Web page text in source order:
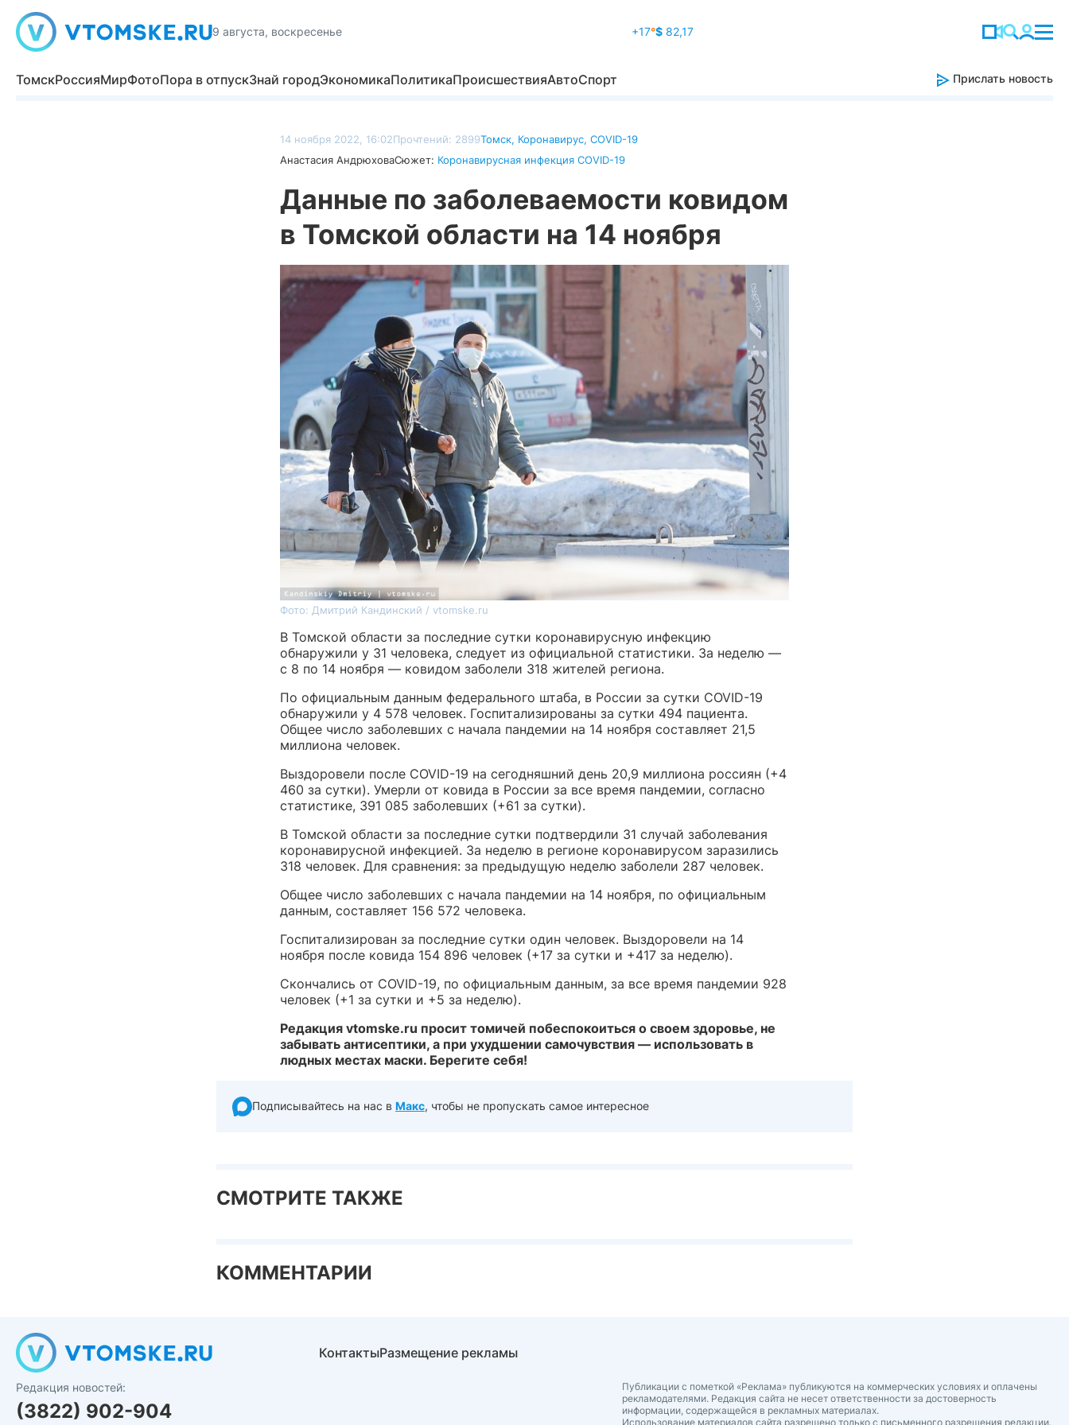
9 августа, воскресенье +17°$82,17
ТомскРоссияМирФотоПора в отпускЗнай городЭкономикаПолитикаПроисшествияАвтоСпорт Прислать новость
14 ноября 2022, 16:02Прочтений: 2899Томск, Коронавирус, COVID-19
Анастасия АндрюховаСюжет: Коронавирусная инфекция COVID-19
Данные по заболеваемости ковидом
в Томской области на 14 ноября
Фото: Дмитрий Кандинский / vtomske.ru
В Томской области за последние сутки коронавирусную инфекцию
обнаружили у 31 человека, следует из официальной статистики. За неделю —
с 8 по 14 ноября — ковидом заболели 318 жителей региона.
По официальным данным федерального штаба, в России за сутки COVID-19
обнаружили у 4 578 человек. Госпитализированы за сутки 494 пациента.
Общее число заболевших с начала пандемии на 14 ноября составляет 21,5
миллиона человек.
Выздоровели после COVID-19 на сегодняшний день 20,9 миллиона россиян (+4
460 за сутки). Умерли от ковида в России за все время пандемии, согласно
статистике, 391 085 заболевших (+61 за сутки).
В Томской области за последние сутки подтвердили 31 случай заболевания
коронавирусной инфекцией. За неделю в регионе коронавирусом заразились
318 человек. Для сравнения: за предыдущую неделю заболели 287 человек.
Общее число заболевших с начала пандемии на 14 ноября, по официальным
данным, составляет 156 572 человека.
Госпитализирован за последние сутки один человек. Выздоровели на 14
ноября после ковида 154 896 человек (+17 за сутки и +417 за неделю).
Скончались от COVID-19, по официальным данным, за все время пандемии 928
человек (+1 за сутки и +5 за неделю).
Редакция vtomske.ru просит томичей побеспокоиться о своем здоровье, не
забывать антисептики, а при ухудшении самочувствия — использовать в
людных местах маски. Берегите себя!
Подписывайтесь на нас в Макс, чтобы не пропускать самое интересное
СМОТРИТЕ ТАКЖЕ
КОММЕНТАРИИ
Редакция новостей:
(3822) 902-904
КонтактыРазмещение рекламы
Публикации с пометкой «Реклама» публикуются на коммерческих условиях и оплачены
рекламодателями. Редакция сайта не несет ответственности за достоверность
информации, содержащейся в рекламных материалах.
Использование материалов сайта разрешено только с письменного разрешения редакции.